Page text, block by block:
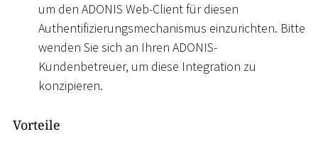
um den ADONIS Web-Client für diesen
Authentifizierungsmechanismus einzurichten. Bitte
wenden Sie sich an Ihren ADONIS-
Kundenbetreuer, um diese Integration zu
konzipieren.
Vorteile